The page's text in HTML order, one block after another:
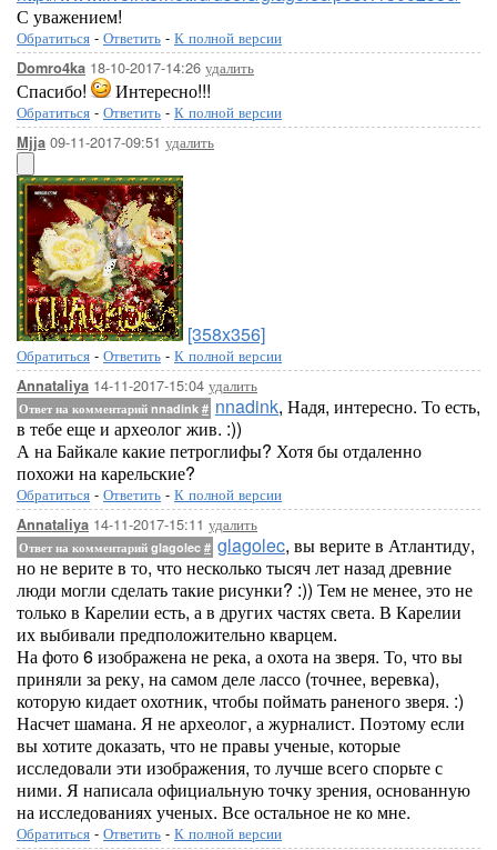
С уважением!
Обратиться - Ответить - К полной версии
Domro4ka 18-10-2017-14:26 удалить
Спасибо! Интересно!!!
Обратиться - Ответить - К полной версии
Mjja 09-11-2017-09:51 удалить
[358x356]
Обратиться - Ответить - К полной версии
Annataliya 14-11-2017-15:04 удалить
Ответ на комментарий nnadink # nnadink, Надя, интересно. То есть,
в тебе еще и археолог жив. :))
А на Байкале какие петроглифы? Хотя бы отдаленно
похожи на карельские?
Обратиться - Ответить - К полной версии
Annataliya 14-11-2017-15:11 удалить
Ответ на комментарий glagolec # glagolec, вы верите в Атлантиду,
но не верите в то, что несколько тысяч лет назад древние
люди могли сделать такие рисунки? :)) Тем не менее, это не
только в Карелии есть, а в других частях света. В Карелии
их выбивали предположительно кварцем.
На фото 6 изображена не река, а охота на зверя. То, что вы
приняли за реку, на самом деле лассо (точнее, веревка),
которую кидает охотник, чтобы поймать раненого зверя. :)
Насчет шамана. Я не археолог, а журналист. Поэтому если
вы хотите доказать, что не правы ученые, которые
исследовали эти изображения, то лучше всего спорьте с
ними. Я написала официальную точку зрения, основанную
на исследованиях ученых. Все остальное не ко мне.
Обратиться - Ответить - К полной версии